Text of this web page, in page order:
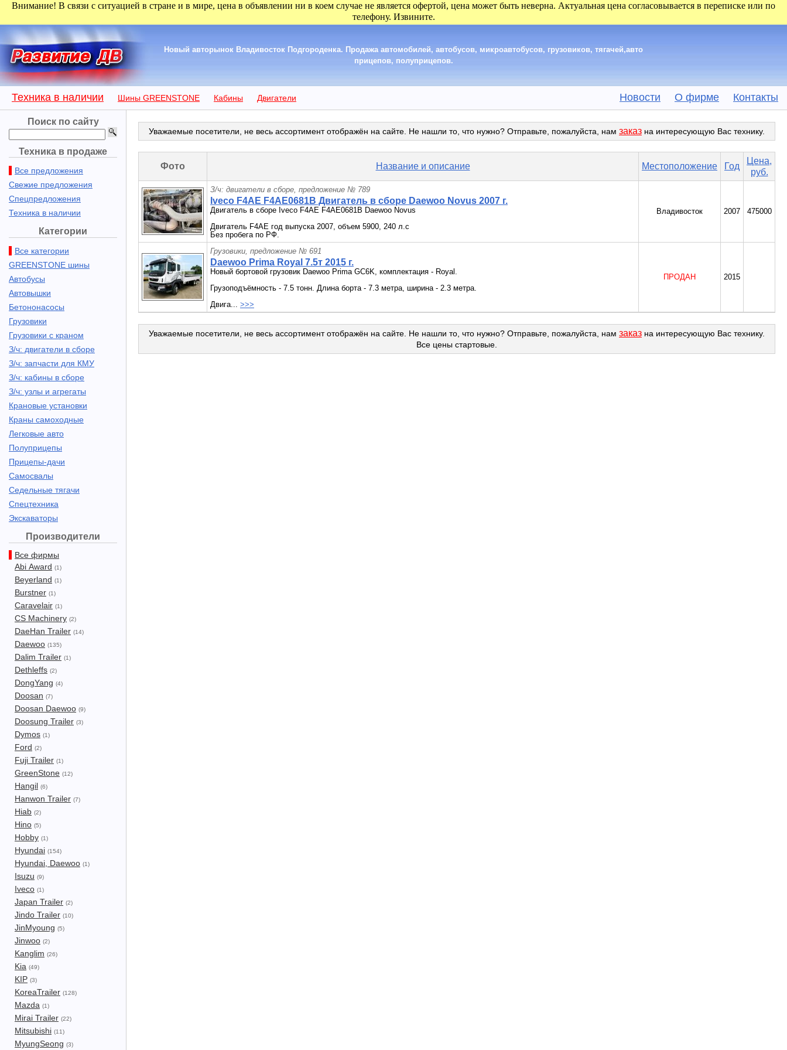
Внимание! В связи с ситуацией в стране и в мире, цена в объявлении ни в коем случае не является офертой, цена может быть неверна. Актуальная цена согласовывается в переписке или по
телефону. Извините.
Новый авторынок Владивосток Подгороденка. Продажа автомобилей, автобусов, микроавтобусов, грузовиков, тягачей,авто
прицепов, полуприцепов.
Техника в наличии Шины GREENSTONE Кабины Двигатели Новости О фирме Контакты
Поиск по сайту
Техника в продаже
Все предложения
Свежие предложения
Спецпредложения
Техника в наличии
Категории
Все категории
GREENSTONE шины
Автобусы
Автовышки
Бетононасосы
Грузовики
Грузовики с краном
З/ч: двигатели в сборе
З/ч: запчасти для КМУ
З/ч: кабины в сборе
З/ч: узлы и агрегаты
Крановые установки
Краны самоходные
Легковые авто
Полуприцепы
Прицепы-дачи
Самосвалы
Седельные тягачи
Спецтехника
Экскаваторы
Производители
Все фирмы
Abi Award (1)
Beyerland (1)
Burstner (1)
Caravelair (1)
CS Machinery (2)
DaeHan Trailer (14)
Daewoo (135)
Dalim Trailer (1)
Dethleffs (2)
DongYang (4)
Doosan (7)
Doosan Daewoo (9)
Doosung Trailer (3)
Dymos (1)
Ford (2)
Fuji Trailer (1)
GreenStone (12)
Hangil (6)
Hanwon Trailer (7)
Hiab (2)
Hino (5)
Hobby (1)
Hyundai (154)
Hyundai, Daewoo (1)
Isuzu (9)
Iveco (1)
Japan Trailer (2)
Jindo Trailer (10)
JinMyoung (5)
Jinwoo (2)
Kanglim (26)
Kia (49)
KIP (3)
KoreaTrailer (128)
Mazda (1)
Mirai Trailer (22)
Mitsubishi (11)
MyungSeong (3)
Уважаемые посетители, не весь ассортимент отображён на сайте. Не нашли то, что нужно? Отправьте, пожалуйста, нам заказ на интересующую Вас технику.
Фото Название и описание Местоположение Год
Цена,
руб.
З/ч: двигатели в сборе, предложение № 789
Iveco F4AE F4AE0681B Двигатель в сборе Daewoo Novus 2007 г.
Двигатель в сборе Iveco F4AE F4AE0681B Daewoo Novus
Двигатель F4AE год выпуска 2007, объем 5900, 240 л.с
Без пробега по РФ.
Владивосток 2007 475000
Грузовики, предложение № 691
Daewoo Prima Royal 7.5т 2015 г.
Новый бортовой грузовик Daewoo Prima GC6K, комплектация - Royal.
Грузоподъёмность - 7.5 тонн. Длина борта - 7.3 метра, ширина - 2.3 метра.
Двига... >>>
ПРОДАН 2015
Уважаемые посетители, не весь ассортимент отображён на сайте. Не нашли то, что нужно? Отправьте, пожалуйста, нам заказ на интересующую Вас технику.
Все цены стартовые.